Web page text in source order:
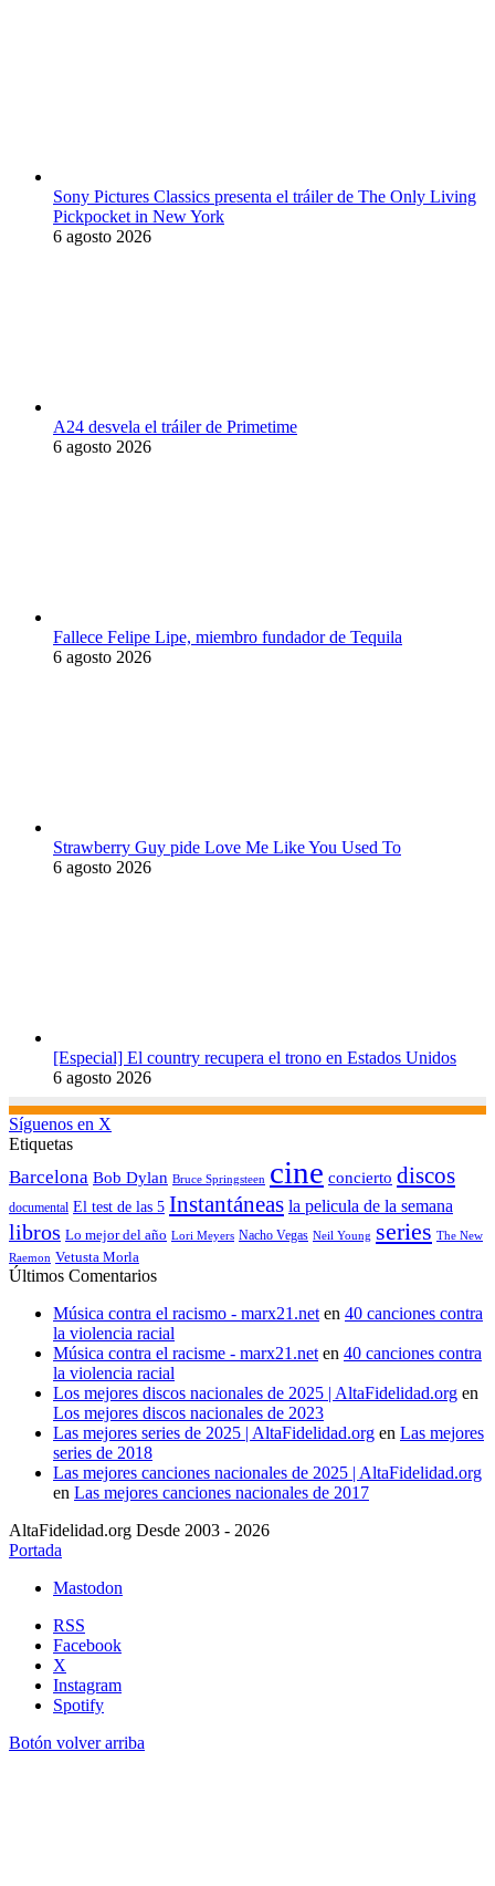
Sony Pictures Classics presenta el tráiler de The Only Living
Pickpocket in New York
6 agosto 2026
A24 desvela el tráiler de Primetime
6 agosto 2026
Fallece Felipe Lipe, miembro fundador de Tequila
6 agosto 2026
Strawberry Guy pide Love Me Like You Used To
6 agosto 2026
[Especial] El country recupera el trono en Estados Unidos
6 agosto 2026
Síguenos en X
Etiquetas
Barcelona Bob Dylan Bruce Springsteen cine concierto discos
documental El test de las 5 Instantáneas la pelicula de la semana
libros Lo mejor del año Lori Meyers Nacho Vegas Neil Young series The New
Raemon Vetusta Morla
Últimos Comentarios
Música contra el racismo - marx21.neten 40 canciones contra
la violencia racial
Música contra el racisme - marx21.neten 40 canciones contra
la violencia racial
Los mejores discos nacionales de 2025 | AltaFidelidad.org en
Los mejores discos nacionales de 2023
Las mejores series de 2025 | AltaFidelidad.org en Las mejores
series de 2018
Las mejores canciones nacionales de 2025 | AltaFidelidad.org
en Las mejores canciones nacionales de 2017
AltaFidelidad.org Desde 2003 - 2026
Portada
Mastodon
RSS
Facebook
X
Instagram
Spotify
Botón volver arriba